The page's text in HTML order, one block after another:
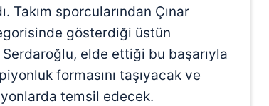
Takım sporcularından Çınar
gösterdiği üstün
elde ettiği bu başarıyla
formasını taşıyacak ve
temsil edecek.